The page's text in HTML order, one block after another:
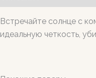
Встречайте солнце с
идеальную четкость,